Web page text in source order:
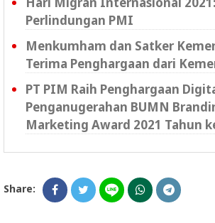
Perlindungan PMI
Menkumham dan Satker
Terima Penghargaan dari
PT PIM Raih Penghargaan
Penganugerahan BUMN
Marketing Award 2021 Tahun
Share: